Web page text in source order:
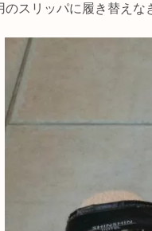
スリッパに履き替えな